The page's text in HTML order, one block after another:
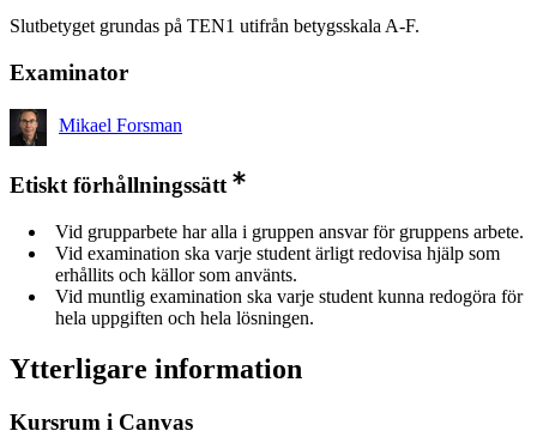
Slutbetyget grundas på TEN1 utifrån betygsskala A-F.
Examinator
Mikael Forsman
Etiskt förhållningssätt
Vid grupparbete har alla i gruppen ansvar för gruppens arbete.
Vid examination ska varje student ärligt redovisa hjälp som
erhållits och källor som använts.
Vid muntlig examination ska varje student kunna redogöra för
hela uppgiften och hela lösningen.
Ytterligare information
Kursrum i Canvas